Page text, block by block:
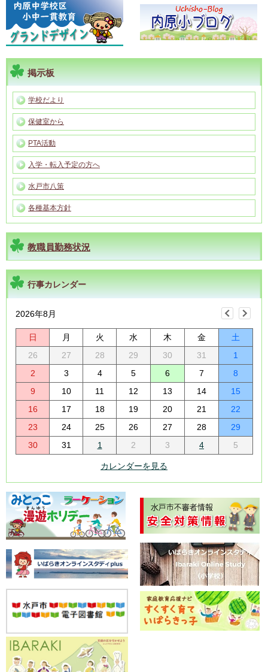
掲示板
学校だより
保健室から
PTA活動
入学・転入予定の方へ
水戸市八策
各種基本方針
教職員勤務状況
行事カレンダー
2026年8月
日 月 火 水 木 金
土
26
27 28 29 30 31
1
2
3 4 5 6 7
8
9
10 11 12 13 14
15
16
17 18 19 20 21
22
23
24 25 26 27 28
29
30
31 1 2 3 4 5
カレンダーを見る